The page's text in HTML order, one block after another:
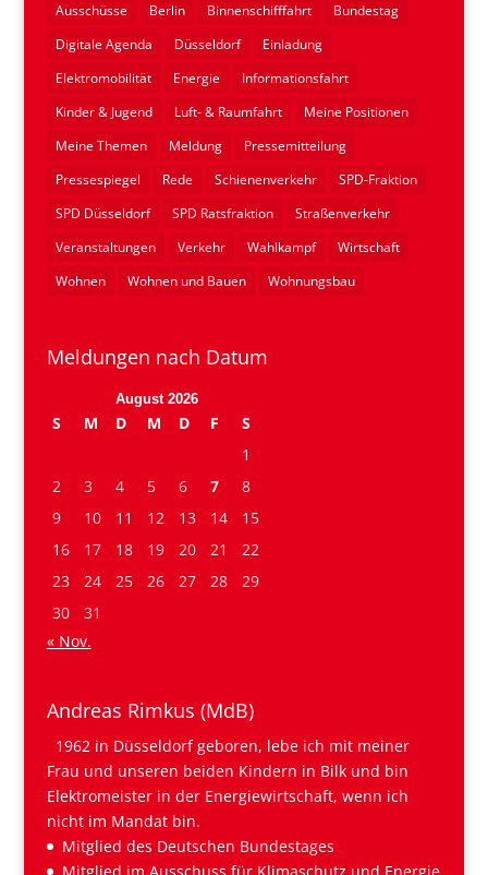
Ausschüsse
Berlin Binnenschifffahrt
Bundestag
Digitale Agenda
Düsseldorf
Einladung
Elektromobilität
Energie
Informationsfahrt
Kinder & Jugend
Luft- & Raumfahrt
Meine Positionen
Meine Themen
Meldung
Pressemitteilung
Pressespiegel
Rede Schienenverkehr
SPD-Fraktion
SPD Düsseldorf
SPD Ratsfraktion
Straßenverkehr
Veranstaltungen
Verkehr Wahlkampf
Wirtschaft
Wohnen
Wohnen und Bauen Wohnungsbau
Meldungen nach Datum
August 2026
S M D M D F
S
1
2
3 4 5 6 7
8
9
10 11 12 13 14
15
16
17 18 19 20 21
22
23
24 25 26 27 28
29
30
31
« Nov.
Andreas Rimkus (MdB)
1962 in Düsseldorf geboren, lebe ich mit meiner
Frau und unseren beiden Kindern in Bilk und bin
Elektromeister in der Energiewirtschaft, wenn ich
nicht im Mandat bin.
Mitglied des Deutschen Bundestages
Mitglied im Ausschuss für Klimaschutz und Energie